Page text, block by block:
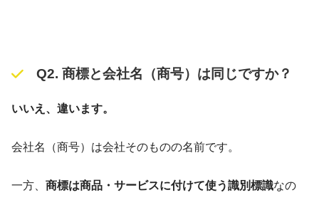
Q2. 商標と会社名（商号）は同じですか？
いいえ、違います。
会社名（商号）は会社そのものの名前です。
一方、 商標は商品・サービスに付けて使う識別標識なの